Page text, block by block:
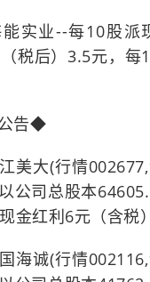
实业--每10股派
税后）3.5元，每
告◆
美大(行情
公司总股本
金红利6元（含税）
海诚(行情